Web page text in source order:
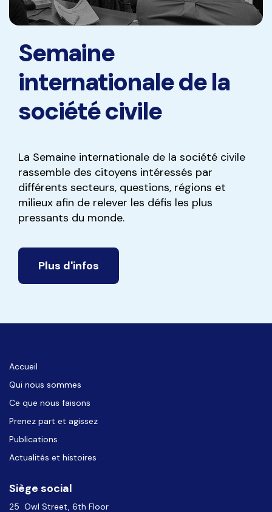
Semaine
internationale de la
société civile
La Semaine internationale de la société civile
rassemble des citoyens intéressés par
différents secteurs, questions, régions et
milieux afin de relever les défis les plus
pressants du monde.
Plus d'infos
Accueil
Qui nous sommes
Ce que nous faisons
Prenez part et agissez
Publications
Actualités et histoires
Siège social
25 Owl Street, 6th Floor